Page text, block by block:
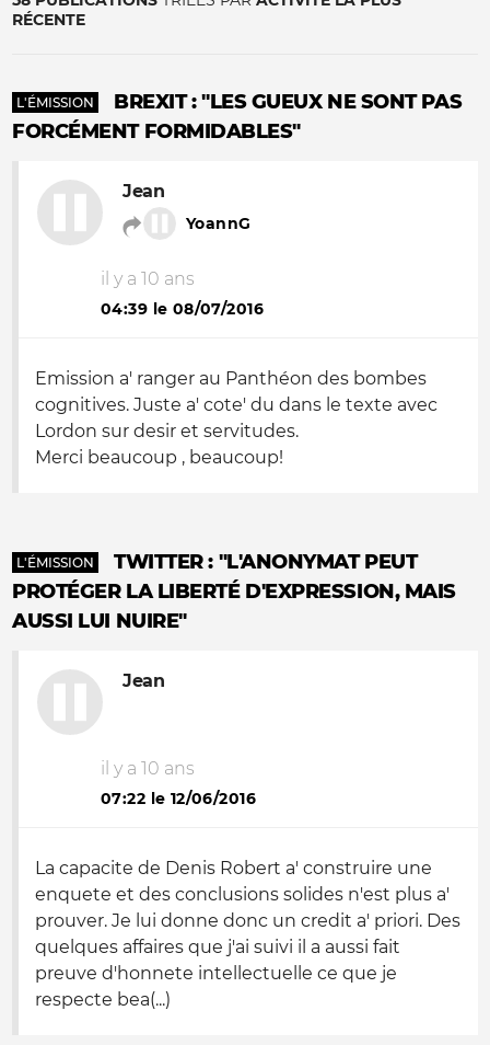
RÉCENTE
L'ÉMISSION
BREXIT : "LES GUEUX NE SONT PAS
FORCÉMENT FORMIDABLES"
Jean
YoannG
il y a 10 ans
04:39 le 08/07/2016
Emission a' ranger au Panthéon des bombes
cognitives. Juste a' cote' du dans le texte avec
Lordon sur desir et servitudes.
Merci beaucoup , beaucoup!
L'ÉMISSION
TWITTER : "L'ANONYMAT PEUT
PROTÉGER LA LIBERTÉ D'EXPRESSION, MAIS
AUSSI LUI NUIRE"
Jean
il y a 10 ans
07:22 le 12/06/2016
La capacite de Denis Robert a' construire une
enquete et des conclusions solides n'est plus a'
prouver. Je lui donne donc un credit a' priori. Des
quelques affaires que j'ai suivi il a aussi fait
preuve d'honnete intellectuelle ce que je
respecte bea(...)